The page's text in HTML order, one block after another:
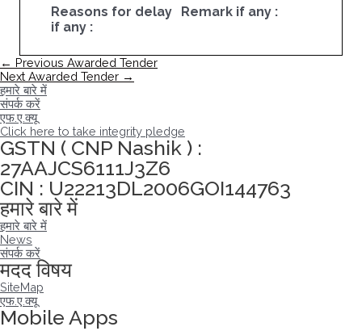
Reasons for delay
if any :
Remark if any :
पोस्ट
नेविगेशन
← Previous Awarded Tender
Next Awarded Tender →
हमारे बारे में
संपर्क करें
एफ.ए.क्यू
Click here to take integrity pledge
GSTN ( CNP Nashik ) :
27AAJCS6111J3Z6
CIN : U22213DL2006GOI144763
हमारे बारे में
हमारे बारे में
News
संपर्क करें
मदद विषय
SiteMap
एफ.ए.क्यू
Mobile Apps